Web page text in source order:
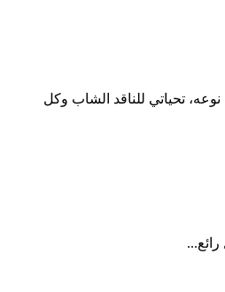
تحياتي للناقد الشاب وكل